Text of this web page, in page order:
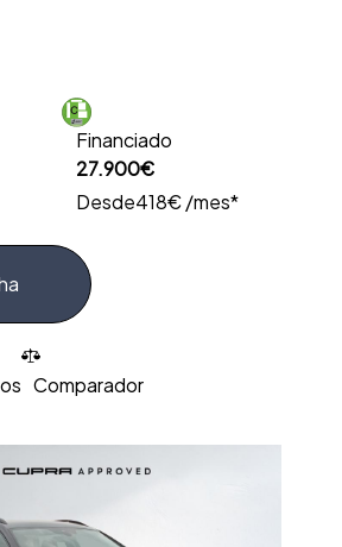
Financiado
27.900€
Desde418€ /mes*
Comparador